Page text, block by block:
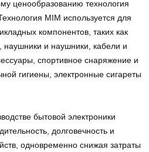
ценообразованию технология
MIM используется для
компонентов, таких как
и наушники, кабели и
спортивное снаряжение и
гигиены, электронные сигареты
бытовой электроники
долговечность и
одновременно снижая затраты